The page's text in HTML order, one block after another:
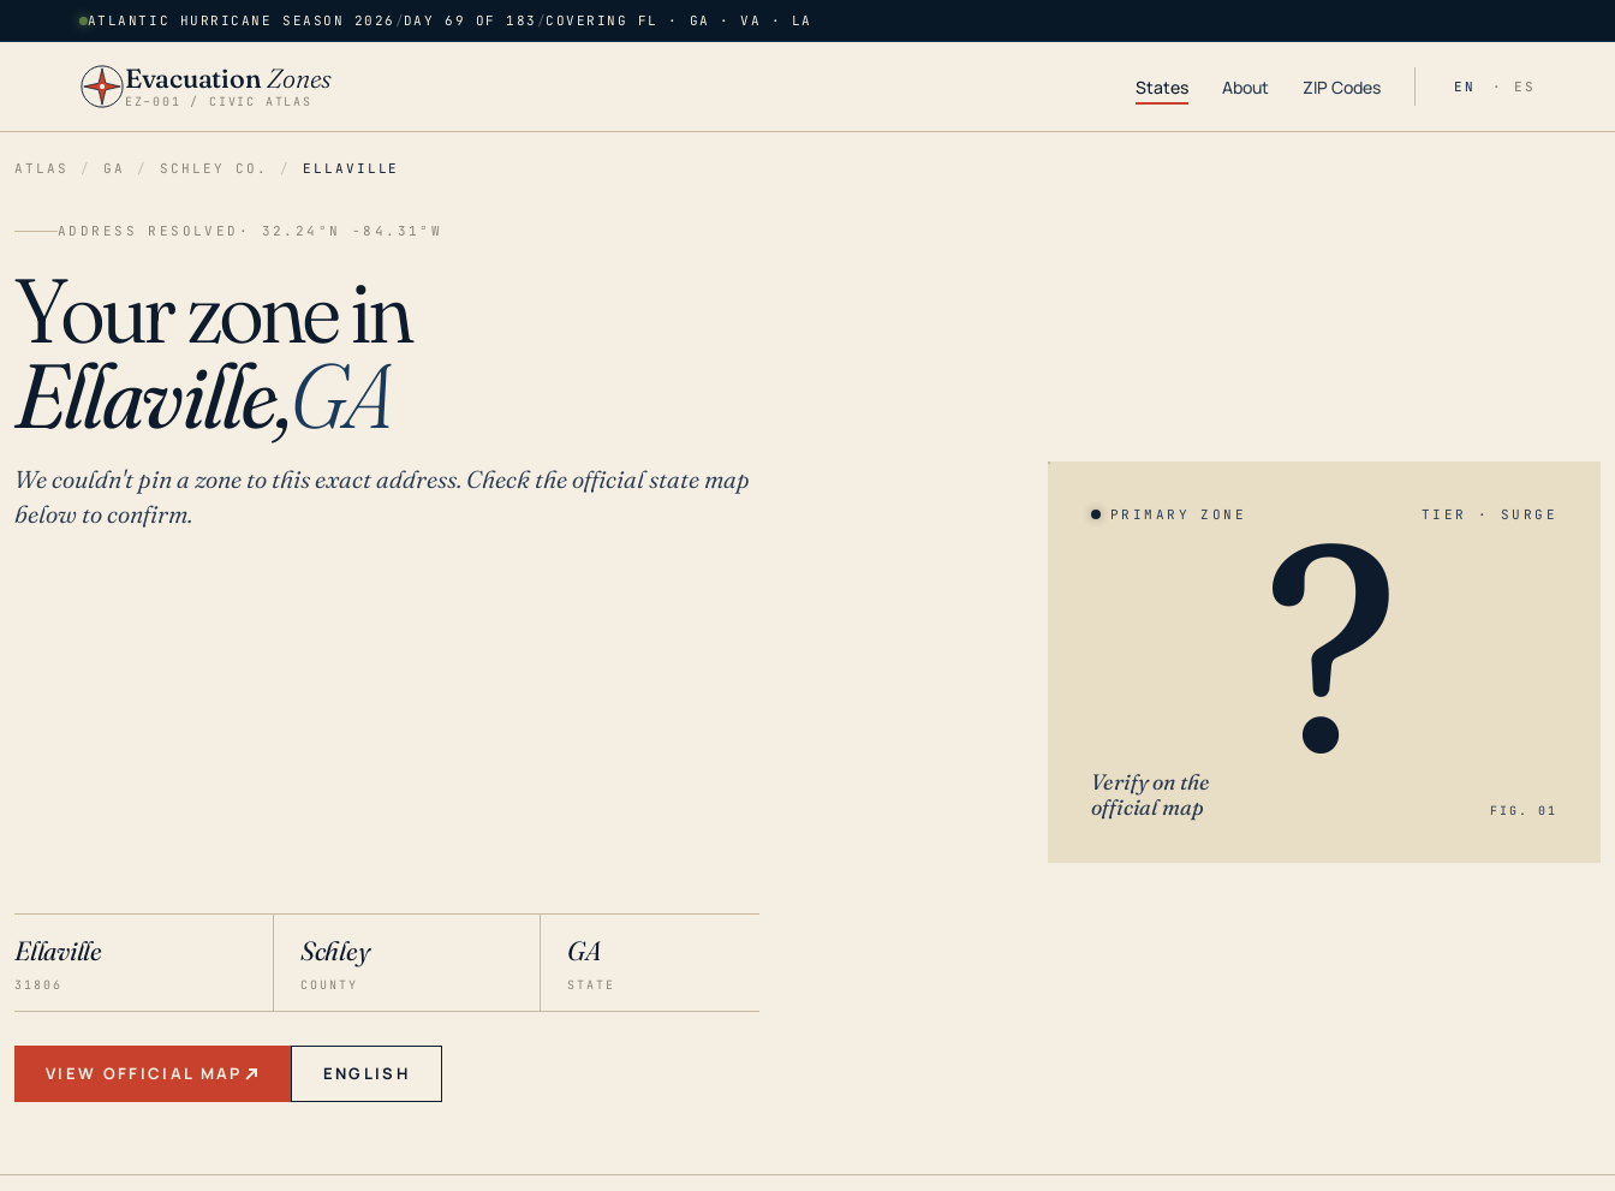
ATLANTIC HURRICANE SEASON 2026 /DAY 69 OF 183 /COVERING FL · GA · VA · LA
EvacuationZones
EZ–001 / CIVIC ATLAS
States About ZIP Codes EN · ES
ATLAS / GA / SCHLEY CO. / ELLAVILLE
ADDRESS RESOLVED · 32.24°N -84.31°W
Your zone in
Ellaville,GA
We couldn't pin a zone to this exact address. Check the official state map
below to confirm.
Ellaville
31806
Schley
COUNTY
GA
STATE
VIEW OFFICIAL MAP ENGLISH
PRIMARY ZONE TIER · SURGE
?
Verify on the
official map
FIG. 01